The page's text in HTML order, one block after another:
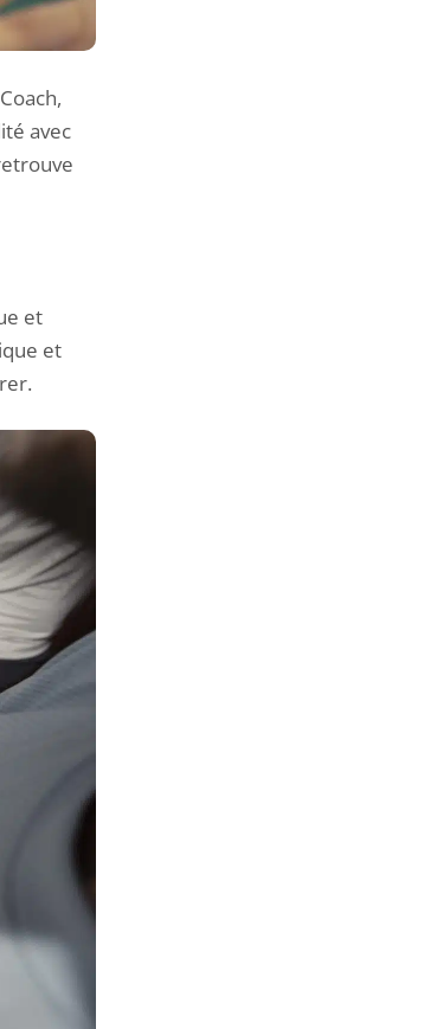
avec
et
et